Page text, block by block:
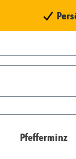
Pfefferminz